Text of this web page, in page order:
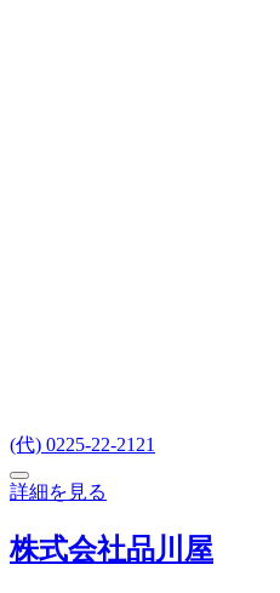
(代) 0225-22-2121
詳細を見る
株式会社品川屋